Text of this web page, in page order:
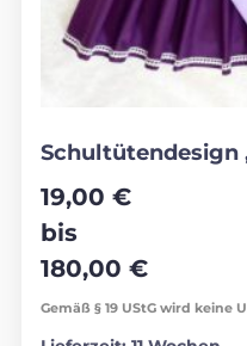
Schultütendesign
19,00 €
bis
180,00 €
Gemäß § 19 UStG wird